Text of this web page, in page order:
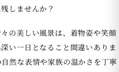
しませんか？
の美しい風景は、着物姿や笑顔
い一日となること間違いありま
然な表情や家族の温かさを丁寧